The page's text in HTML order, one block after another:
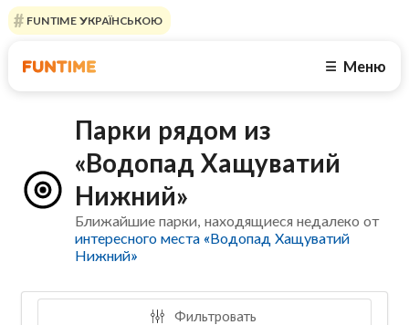
FUNTIME УКРАЇНСЬКОЮ
☰ Меню
Парки рядом из
«Водопад Хащуватий
Нижний»
Ближайшие парки, находящиеся недалеко от
интересного места «Водопад Хащуватий
Нижний»
Фильтровать